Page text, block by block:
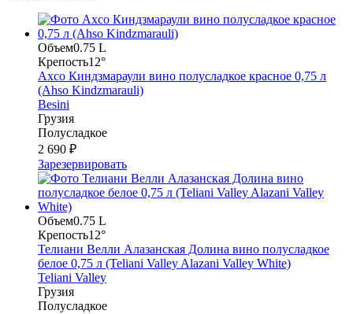
Объем0.75 L
Крепость12°
Ахсо Киндзмараули вино полусладкое красное 0,75 л
(Ahso Kindzmarauli)
Besini
Грузия
Полусладкое
2 690 ₽
Зарезервировать
Объем0.75 L
Крепость12°
Телиани Велли Алазанская Долина вино полусладкое
белое 0,75 л (Teliani Valley Alazani Valley White)
Teliani Valley
Грузия
Полусладкое